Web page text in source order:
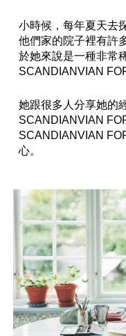
小時候，每年夏天去
他們家的院子裡有許
於她來說是一種非常
SCANDIANVIAN
她跟很多人分享她的
SCANDIANVIAN
SCANDIANVIAN
心。